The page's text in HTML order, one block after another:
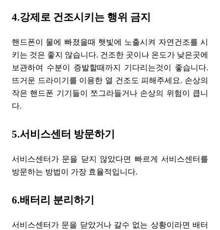
4.강제로 건조시키는 행위 금지
핸드폰이 물에 빠졌을때 햇빛에 노출시켜 자연건조를 시
키는 것은 좋지 않습니다. 건조한 곳이나 온도가 낮은곳에
보관하여 수분이 증발할때까지 기다리는것이 좋습니다.
뜨거운 드라이기를 이용한 열 건조도 피해주세요. 손상의
작은 핸드폰 기기들이 쪼그라들거나 손상의 위험이 큽니
다.
5.서비스센터 방문하기
서비스센터가 문을 닫지 않았다면 빠르게 서비스센터를
방문하는 방법이 가장 효율적입니다.
6.배터리 분리하기
서비스센터가 문을 닫았거나 갈수 없는 상황이라면 배터